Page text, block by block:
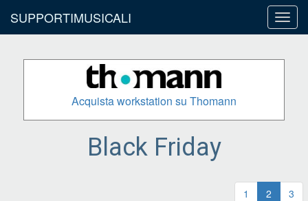
SUPPORTIMUSICALI
Acquista workstation su Thomann
Black Friday
1 2
3